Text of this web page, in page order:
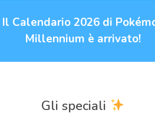
Il Calendario 2026 di
Millennium è arrivato!
Gli speciali